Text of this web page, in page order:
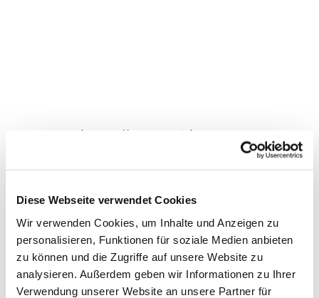
Diese Webseite verwendet Cookies
Wir verwenden Cookies, um Inhalte und Anzeigen zu
personalisieren, Funktionen für soziale Medien anbieten
zu können und die Zugriffe auf unsere Website zu
analysieren. Außerdem geben wir Informationen zu Ihrer
Verwendung unserer Website an unsere Partner für
Dies könnte Sie auch